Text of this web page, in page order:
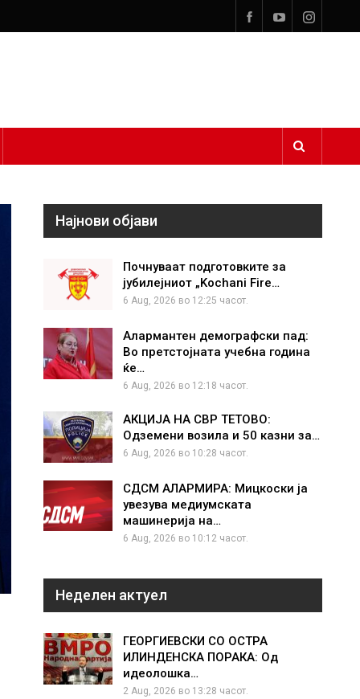
Најнови објави
Почнуваат подготовките за
јубилејниот „Kochani Fire…
6 Aug, 2026 во 12:25 часот.
Алармантен демографски пад:
Во претстојната учебна година
ќе…
6 Aug, 2026 во 12:18 часот.
АКЦИЈА НА СВР ТЕТОВО:
Одземени возила и 50 казни за…
6 Aug, 2026 во 10:28 часот.
СДСМ АЛАРМИРА: Мицкоски ја
увезува медиумската
машинерија на…
6 Aug, 2026 во 10:12 часот.
Неделен актуел
ГЕОРГИЕВСКИ СО ОСТРА
ИЛИНДЕНСКА ПОРАКА: Од
идеолошка…
2 Aug, 2026 во 13:28 часот.